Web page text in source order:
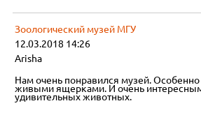
Зоологический музей МГУ
12.03.2018 14:26
Arisha
Нам очень понравился музей. Особенно
живыми ящерками. И очень интересным
удивительных животных.